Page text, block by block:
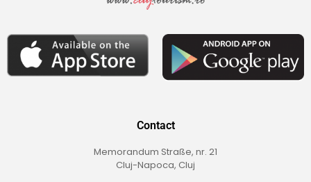
Contact
Memorandum Straße, nr. 21
Cluj-Napoca, Cluj